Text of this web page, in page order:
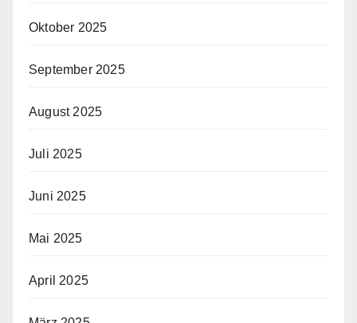
Oktober 2025
September 2025
August 2025
Juli 2025
Juni 2025
Mai 2025
April 2025